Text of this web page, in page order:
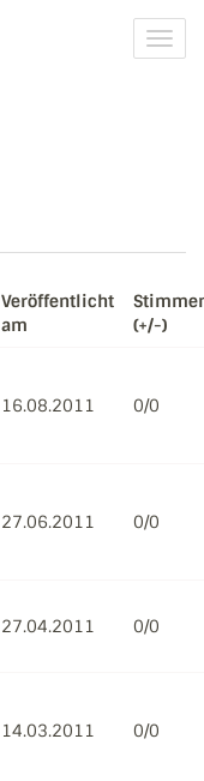
ein-/
Veröffentlicht
am
(+/-)
16.08.2011 0/0
27.06.2011 0/0
27.04.2011 0/0
14.03.2011 0/0